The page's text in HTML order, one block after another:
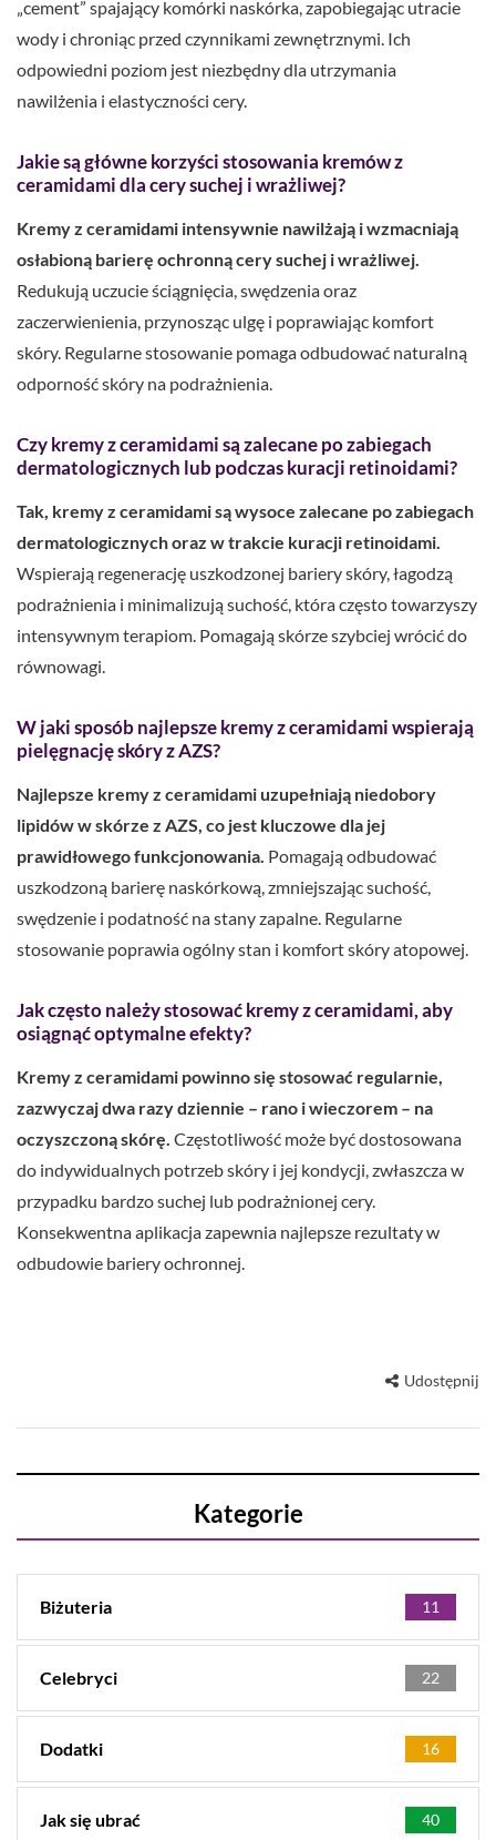
„cement” spajający komórki naskórka, zapobiegając utracie
wody i chroniąc przed czynnikami zewnętrznymi. Ich
odpowiedni poziom jest niezbędny dla utrzymania
nawilżenia i elastyczności cery.
Jakie są główne korzyści stosowania kremów z
ceramidami dla cery suchej i wrażliwej?
Kremy z ceramidami intensywnie nawilżają i wzmacniają
osłabioną barierę ochronną cery suchej i wrażliwej.
Redukują uczucie ściągnięcia, swędzenia oraz
zaczerwienienia, przynosząc ulgę i poprawiając komfort
skóry. Regularne stosowanie pomaga odbudować naturalną
odporność skóry na podrażnienia.
Czy kremy z ceramidami są zalecane po zabiegach
dermatologicznych lub podczas kuracji retinoidami?
Tak, kremy z ceramidami są wysoce zalecane po zabiegach
dermatologicznych oraz w trakcie kuracji retinoidami.
Wspierają regenerację uszkodzonej bariery skóry, łagodzą
podrażnienia i minimalizują suchość, która często towarzyszy
intensywnym terapiom. Pomagają skórze szybciej wrócić do
równowagi.
W jaki sposób najlepsze kremy z ceramidami wspierają
pielęgnację skóry z AZS?
Najlepsze kremy z ceramidami uzupełniają niedobory
lipidów w skórze z AZS, co jest kluczowe dla jej
prawidłowego funkcjonowania. Pomagają odbudować
uszkodzoną barierę naskórkową, zmniejszając suchość,
swędzenie i podatność na stany zapalne. Regularne
stosowanie poprawia ogólny stan i komfort skóry atopowej.
Jak często należy stosować kremy z ceramidami, aby
osiągnąć optymalne efekty?
Kremy z ceramidami powinno się stosować regularnie,
zazwyczaj dwa razy dziennie – rano i wieczorem – na
oczyszczoną skórę. Częstotliwość może być dostosowana
do indywidualnych potrzeb skóry i jej kondycji, zwłaszcza w
przypadku bardzo suchej lub podrażnionej cery.
Konsekwentna aplikacja zapewnia najlepsze rezultaty w
odbudowie bariery ochronnej.
Udostępnij
Kategorie
Biżuteria 11
Celebryci 22
Dodatki 16
Jak się ubrać 40